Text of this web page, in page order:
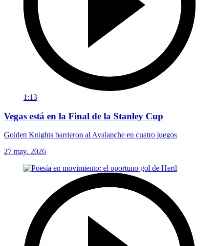
1:13
Vegas está en la Final de la Stanley Cup
Golden Knights barrieron al Avalanche en cuatro juegos
27 may. 2026